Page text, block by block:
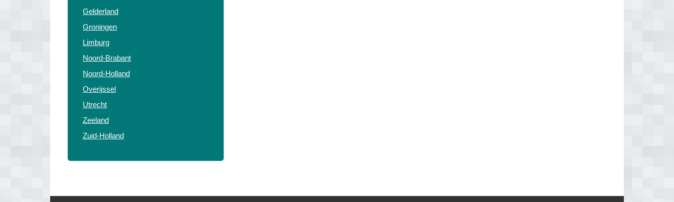
Gelderland
Groningen
Limburg
Noord-Brabant
Noord-Holland
Overijssel
Utrecht
Zeeland
Zuid-Holland